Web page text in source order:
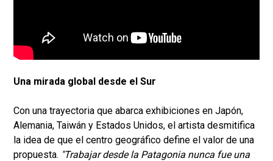
Una mirada global desde el Sur
Con una trayectoria que abarca exhibiciones en Japón,
Alemania, Taiwán y Estados Unidos, el artista desmitifica
la idea de que el centro geográfico define el valor de una
propuesta. "Trabajar desde la Patagonia nunca fue una